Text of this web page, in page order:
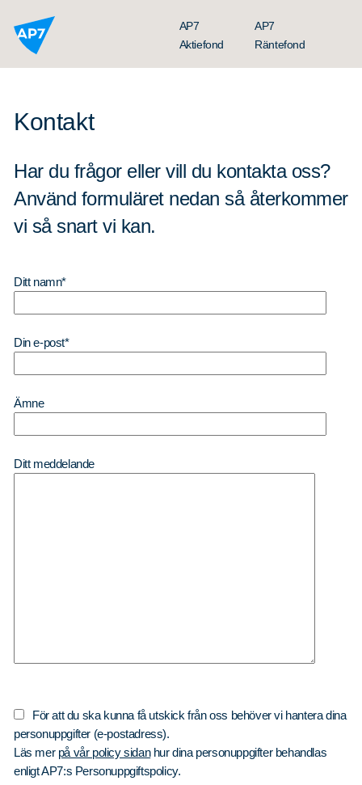
Hoppa till innehållet
AP7
Aktiefond
AP7
Räntefond
Kontakt
Har du frågor eller vill du kontakta oss?
Använd formuläret nedan så återkommer
vi så snart vi kan.
Ditt namn*
Din e-post*
Ämne
Ditt meddelande
För att du ska kunna få utskick från oss behöver vi hantera dina
personuppgifter (e-postadress).
Läs mer på vår policy sidanhur dina personuppgifter behandlas
enligt AP7:s Personuppgiftspolicy.
Tillgänglighetsredogörelse
Lediga tjänster